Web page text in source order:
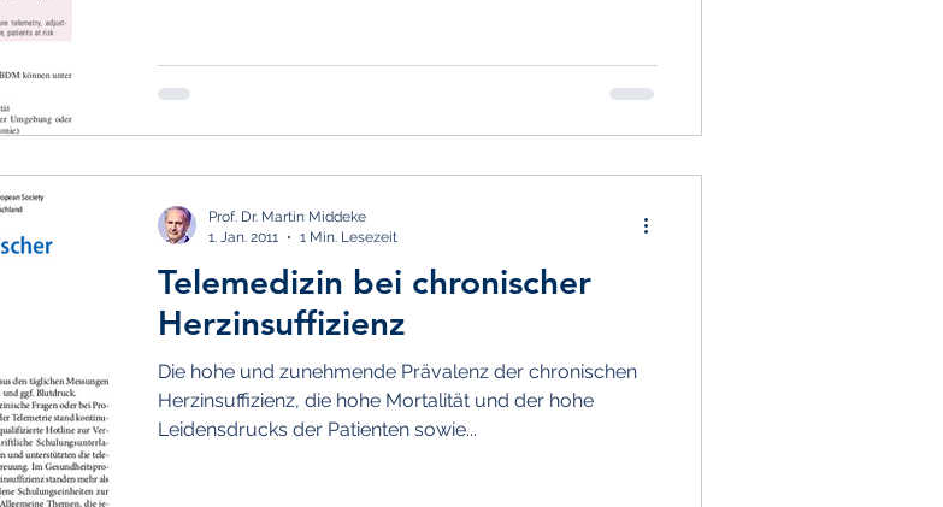
Telemedizin bei chronischer
Herzinsuffizienz
Die hohe und zunehmende Prävalenz der chronischen
Herzinsuffizienz, die hohe Mortalität und der hohe
Leidensdrucks der Patienten sowie...
Prof. Dr. Martin Middeke
1. Jan. 2011
1 Min. Lesezeit